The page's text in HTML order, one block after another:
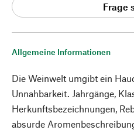
Allgemeine Informationen
Die Weinwelt umgibt ein
Unnahbarkeit. Jahrgänge,
Herkunftsbezeichnungen,
absurde
Frage